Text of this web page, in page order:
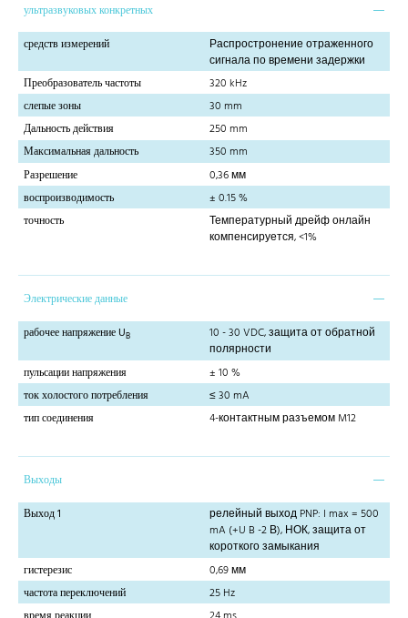
ультразвуковых конкретных
средств измерений
Распростронение отраженного
сигнала по времени задержки
Преобразователь частоты
320 kHz
слепые зоны
30 mm
Дальность действия
250 mm
Максимальная дальность
350 mm
Разрешение
0,36 мм
воспроизводимость
± 0.15 %
точность
Температурный дрейф онлайн
компенсируется, <1%
Электрические данные
рабочее напряжение UB
10 - 30 VDC, защита от обратной
полярности
пульсации напряжения
± 10 %
ток холостого потребления
≤ 30 mA
тип соединения
4-контактным разъемом M12
Выходы
Выход 1
релейный выход PNP: I max = 500
mA (+U B -2 В), НОК, защита от
короткого замыкания
гистерезис
0,69 мм
частота переключений
25 Hz